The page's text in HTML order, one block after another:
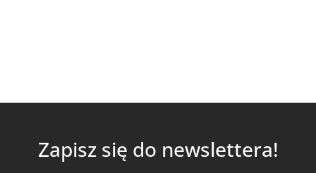
Zapisz się do newslettera!